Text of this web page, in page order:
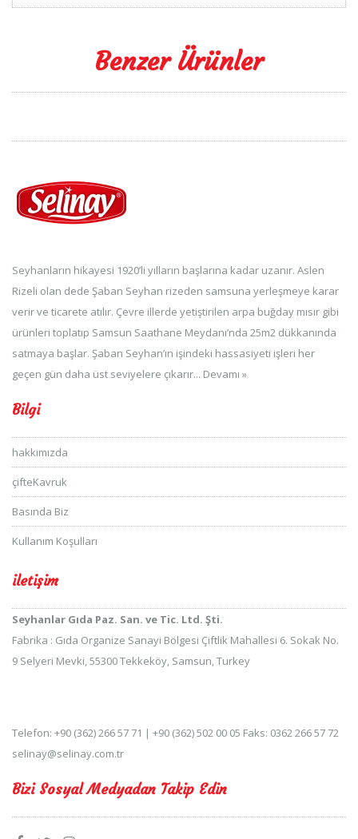
Benzer Ürünler
Seyhanların hikayesi 1920’li yılların başlarına kadar uzanır. Aslen
Rizeli olan dede Şaban Seyhan rizeden samsuna yerleşmeye karar
verir ve ticarete atılır. Çevre illerde yetiştirilen arpa buğday mısır gibi
ürünleri toplatıp Samsun Saathane Meydanı’nda 25m2 dükkanında
satmaya başlar. Şaban Seyhan’ın işindeki hassasiyeti işleri her
geçen gün daha üst seviyelere çıkarır... Devamı »
Bilgi
hakkımızda
çifteKavruk
Basında Biz
Kullanım Koşulları
iletişim
Seyhanlar Gıda Paz. San. ve Tic. Ltd. Şti.
Fabrika : Gıda Organize Sanayi Bölgesi Çiftlik Mahallesi 6. Sokak No.
9 Selyeri Mevki, 55300 Tekkeköy, Samsun, Turkey
Telefon: +90 (362) 266 57 71 | +90 (362) 502 00 05 Faks: 0362 266 57 72
selinay@selinay.com.tr
Bizi Sosyal Medyadan Takip Edin